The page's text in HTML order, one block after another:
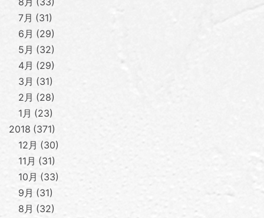
7月
31
6月
29
5月
32
4月
29
3月
31
2月
28
1月
23
2018 371
12月
30
11月
31
10月
33
9月
31
8月
32